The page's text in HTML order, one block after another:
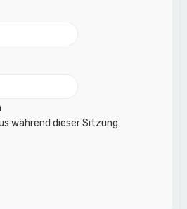
während dieser Sitzung